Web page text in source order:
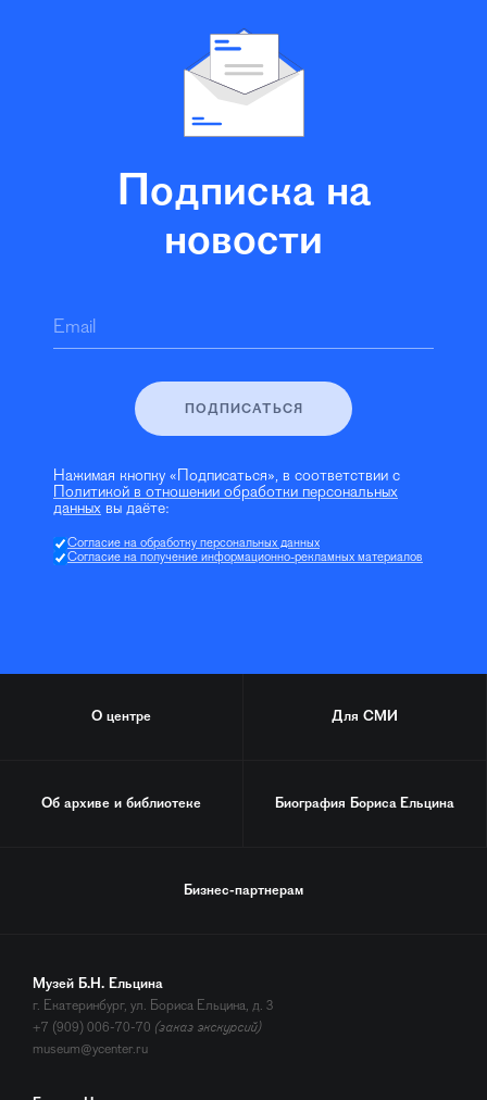
Подписка на
новости
Email
ПОДПИСАТЬСЯ
Нажимая кнопку «Подписаться», в соответствии с
Политикой в отношении обработки персональных
данных вы даёте:
Согласие на обработку персональных данных
Согласие на получение информационно-рекламных материалов
О центре Для СМИ
Об архиве и библиотеке Биография Бориса Ельцина
Бизнес-партнерам
Музей Б.Н. Ельцина
г. Екатеринбург, ул. Бориса Ельцина, д. 3
+7 (909) 006-70-70 (заказ экскурсий)
museum@ycenter.ru